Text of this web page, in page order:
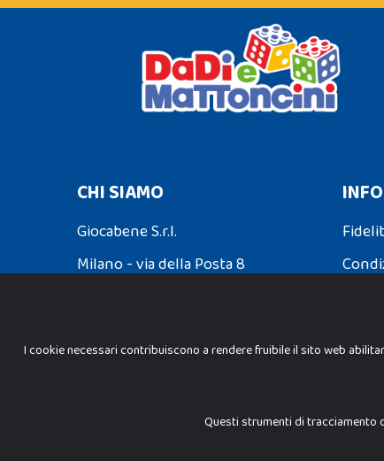
CHI SIAMO
Giocabene S.r.l.
Milano - via della Posta 8
I cookie necessari contribuiscono a rendere fruibile il sito web
Questi strumenti di